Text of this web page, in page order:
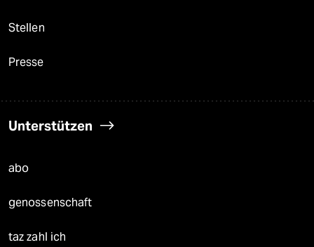
Stellen
Presse
Unterstützen
abo
genossenschaft
taz zahl ich